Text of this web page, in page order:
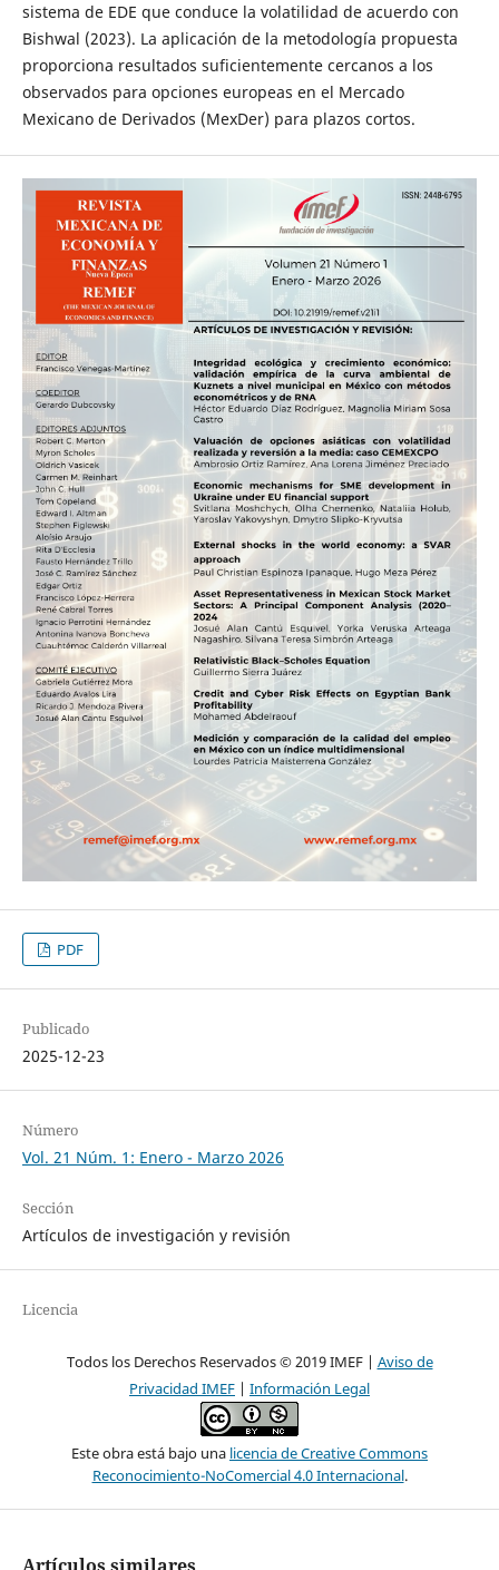
sistema de EDE que conduce la volatilidad de acuerdo con
Bishwal (2023). La aplicación de la metodología propuesta
proporciona resultados suficientemente cercanos a los
observados para opciones europeas en el Mercado
Mexicano de Derivados (MexDer) para plazos cortos.
PDF
Publicado
2025-12-23
Número
Vol. 21 Núm. 1: Enero - Marzo 2026
Sección
Artículos de investigación y revisión
Licencia
Todos los Derechos Reservados © 2019 IMEF | Aviso de
Privacidad IMEF | Información Legal
Este obra está bajo una licencia de Creative Commons
Reconocimiento-NoComercial 4.0 Internacional.